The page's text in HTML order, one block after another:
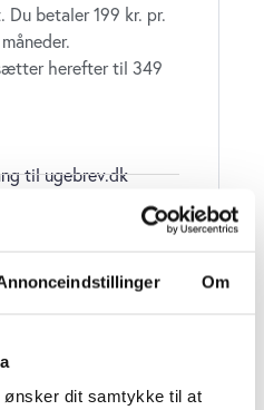
Om
ønsker dit samtykke til at
Du betaler 199 kr. pr.
herefter til 349
til ugebrev.dk
daglige opdateringer